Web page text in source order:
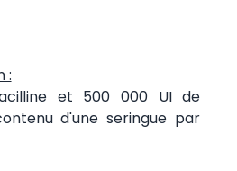
:
et 500 000 UI de
d'une seringue par